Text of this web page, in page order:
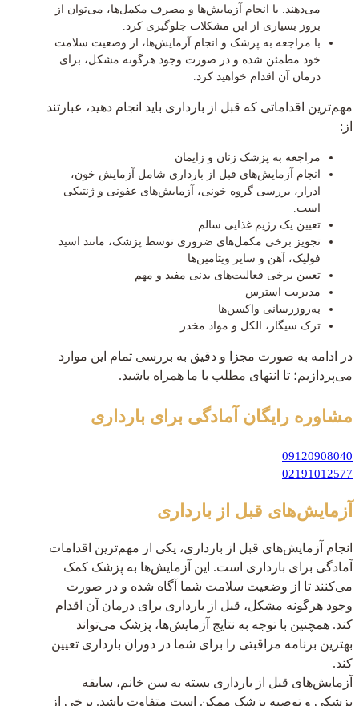
می‌دهند. با انجام آزمایش‌ها و مصرف مکمل‌ها، می‌توان از
بروز بسیاری از این مشکلات جلوگیری کرد.
با مراجعه به پزشک و انجام آزمایش‌ها، از وضعیت سلامت
خود مطمئن شده و در صورت وجود هرگونه مشکل، برای
درمان آن اقدام خواهید کرد.
مهم‌ترین اقداماتی که قبل از بارداری باید انجام دهید، عبارتند
از:
مراجعه به پزشک زنان و زایمان
انجام آزمایش‌های قبل از بارداری شامل آزمایش خون،
ادرار، بررسی گروه خونی، آزمایش‌های عفونی و ژنتیکی
است.
تعیین یک رژیم غذایی سالم
تجویز برخی مکمل‌های ضروری توسط پزشک، مانند اسید
فولیک، آهن و سایر ویتامین‌ها
تعیین برخی فعالیت‌های بدنی مفید و مهم
مدیریت استرس
به‌روزرسانی واکسن‌ها
ترک سیگار، الکل و مواد مخدر
در ادامه به صورت مجزا و دقیق به بررسی تمام این موارد
می‌پردازیم؛ تا انتهای مطلب با ما همراه باشید.
مشاوره رایگان آمادگی برای بارداری
09120908040
02191012577
آزمایش‌های قبل از بارداری
انجام آزمایش‌های قبل از بارداری، یکی از مهم‌ترین اقدامات
آمادگی برای بارداری است. این آزمایش‌ها به پزشک کمک
می‌کنند تا از وضعیت سلامت شما آگاه شده و در صورت
وجود هرگونه مشکل، قبل از بارداری برای درمان آن اقدام
کند. همچنین با توجه به نتایج آزمایش‌ها، پزشک می‌تواند
بهترین برنامه مراقبتی را برای شما در دوران بارداری تعیین
کند.
آزمایش‌های قبل از بارداری بسته به سن خانم، سابقه
پزشکی و توصیه پزشک ممکن است متفاوت باشد. برخی از